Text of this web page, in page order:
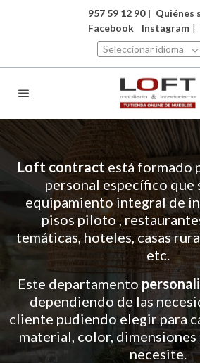
957 59 12 90 | Quiénes
Facebook
Instagram |
Seleccionar idioma
Loft contract está formado
personal específico que
equipamiento integral de
pisos piloto ,
temáticas, hoteles, casas
etc.
Este departamento
dependiendo de las
cliente pudiendo elegir para
material, color,
necesite.